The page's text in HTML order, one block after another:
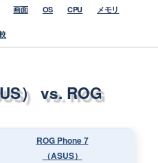
画面 OS CPU メモリ
） vs. ROG
ROG Phone 7
（ASUS）